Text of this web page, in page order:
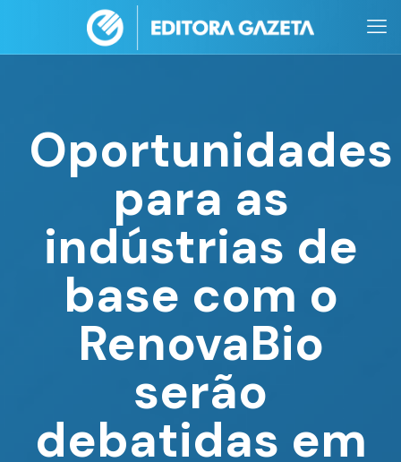
Oportunidades
para as
indústrias de
base com o
RenovaBio
serão
debatidas em